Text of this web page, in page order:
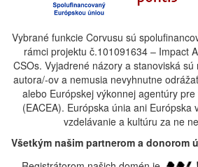
Vybrané funkcie Corvusu sú
rámci projektu č.101091634 – Impact
CSOs. Vyjadrené názory a stanoviská
autora/-ov a nemusia nevyhnutne
alebo Európskej výkonnej agentúry
(EACEA). Európska únia ani Európska
vzdelávanie a kultúru za ne
Všetkým našim partnerom a donorom